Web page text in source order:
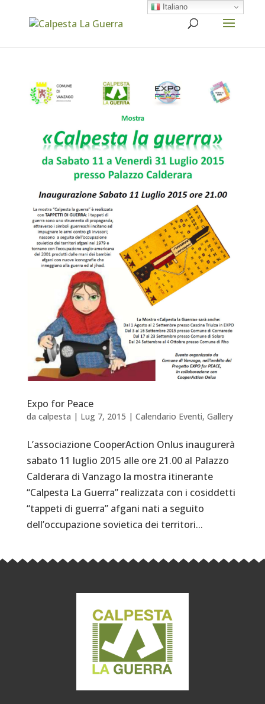
Expo for Peace
da calpesta | Lug 7, 2015 | Calendario Eventi, Gallery
L’associazione CooperAction Onlus inaugurerà
sabato 11 luglio 2015 alle ore 21.00 al Palazzo
Calderara di Vanzago la mostra itinerante
“Calpesta La Guerra” realizzata con i cosiddetti
“tappeti di guerra” afgani nati a seguito
dell’occupazione sovietica dei territori...
Italiano